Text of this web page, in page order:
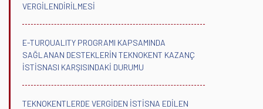
VERGİLENDİRİLMESİ
E-TURQUALITY PROGRAMI KAPSAMINDA
SAĞLANAN DESTEKLERİN TEKNOKENT KAZANÇ
İSTİSNASI KARŞISINDAKİ DURUMU
TEKNOKENTLERDE VERGİDEN İSTİSNA EDİLEN